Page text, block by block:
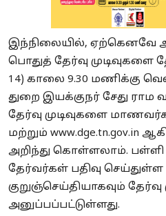
இந்நிலையில், ஏற்கெனவே
பொதுத் தேர்வு முடிவுகளை
14) காலை 9.30 மணிக்கு
துறை இயக்குநர் சேது ராம
தேர்வு முடிவுகளை
மற்றும்
அறிந்து கொள்ளலாம்.
தேர்வர்கள் பதிவு
குறுஞ்செய்தியாகவும் தேர்வு
அனுப்பப்பட்டுள்ளது.